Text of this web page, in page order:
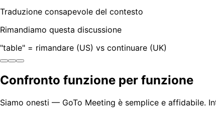
Traduzione consapevole del contesto
Rimandiamo questa discussione
"table" = rimandare (US) vs continuare (UK)
Confronto funzione per funzione
Siamo onesti — GoTo Meeting è semplice e affidabile.